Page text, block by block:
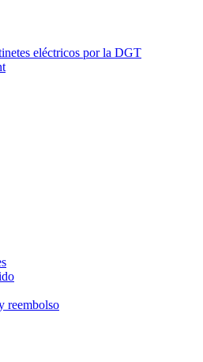
eléctricos por la DGT
reembolso